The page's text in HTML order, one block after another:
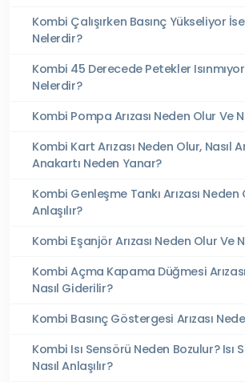
Kombi Çalışırken Basınç Yükseliyor
Nelerdir?
Kombi 45 Derecede Petekler
Nelerdir?
Kombi Pompa Arızası Neden Olur Ve
Kombi Kart Arızası Neden Olur, Nasıl
Anakartı Neden Yanar?
Kombi Genleşme Tankı Arızası Neden
Anlaşılır?
Kombi Eşanjör Arızası Neden Olur Ve
Kombi Açma Kapama Düğmesi
Nasıl Giderilir?
Kombi Basınç Göstergesi Arızası
Kombi Isı Sensörü Neden Bozulur? Isı
Nasıl Anlaşılır?